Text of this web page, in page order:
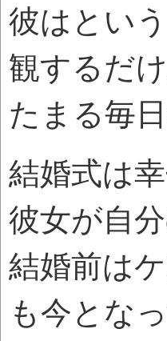
彼はとい
観するだ
たまる毎
結婚式は
彼女が自
結婚前は
も今とな